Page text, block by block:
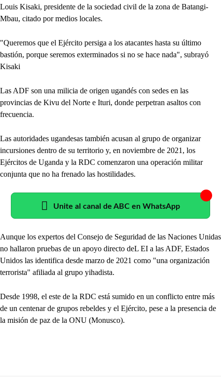
Louis Kisaki, presidente de la sociedad civil de la zona de Batangi-
Mbau, citado por medios locales.
"Queremos que el Ejército persiga a los atacantes hasta su último
bastión, porque seremos exterminados si no se hace nada", subrayó
Kisaki
Las ADF son una milicia de origen ugandés con sedes en las
provincias de Kivu del Norte e Ituri, donde perpetran asaltos con
frecuencia.
Las autoridades ugandesas también acusan al grupo de organizar
incursiones dentro de su territorio y, en noviembre de 2021, los
Ejércitos de Uganda y la RDC comenzaron una operación militar
conjunta que no ha frenado las hostilidades.
Unite al canal de ABC en WhatsApp
Aunque los expertos del Consejo de Seguridad de las Naciones Unidas
no hallaron pruebas de un apoyo directo deL EI a las ADF, Estados
Unidos las identifica desde marzo de 2021 como "una organización
terrorista" afiliada al grupo yihadista.
Desde 1998, el este de la RDC está sumido en un conflicto entre más
de un centenar de grupos rebeldes y el Ejército, pese a la presencia de
la misión de paz de la ONU (Monusco).